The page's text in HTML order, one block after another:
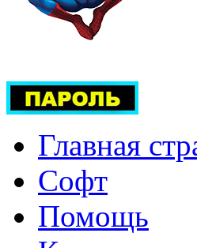
Главная
Софт
Помощь